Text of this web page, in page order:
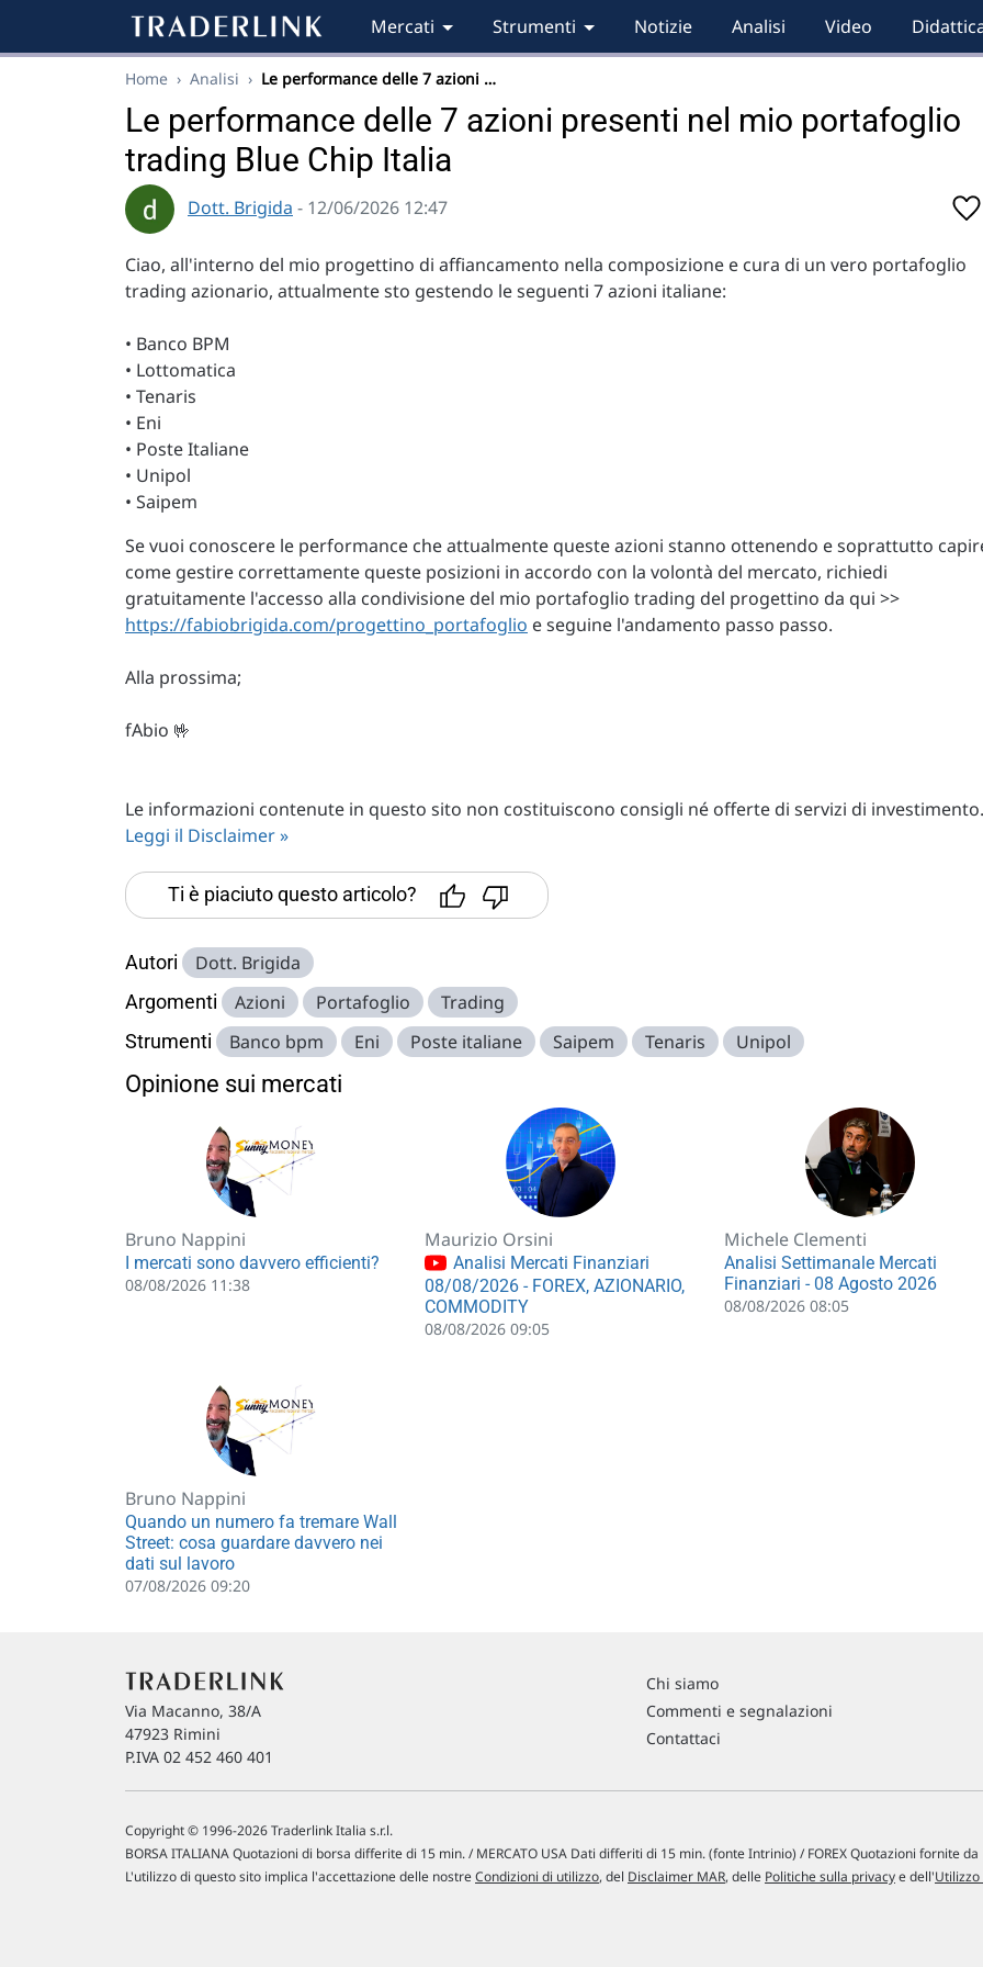
Mercati Strumenti Notizie Analisi Video
Home › Analisi › Le performance delle 7 azioni …
Le performance delle 7 azioni presenti nel mio portafoglio
trading Blue Chip Italia
Dott. Brigida - 12/06/2026 12:47
Ciao, all'interno del mio progettino di affiancamento nella composizione e cura di un vero portafoglio
trading azionario, attualmente sto gestendo le seguenti 7 azioni italiane:
• Banco BPM
• Lottomatica
• Tenaris
• Eni
• Poste Italiane
• Unipol
• Saipem
Se vuoi conoscere le performance che attualmente queste azioni stanno ottenendo e soprattutto
come gestire correttamente queste posizioni in accordo con la volontà del mercato, richiedi
gratuitamente l'accesso alla condivisione del mio portafoglio trading del progettino da qui >>
https://fabiobrigida.com/progettino_portafoglio e seguine l'andamento passo passo.
Alla prossima;
fAbio 🤟
Le informazioni contenute in questo sito non costituiscono consigli né offerte di servizi di investimento.
Leggi il Disclaimer »
Ti è piaciuto questo articolo?
Autori Dott. Brigida
Argomenti Azioni Portafoglio Trading
Strumenti Banco bpm Eni Poste italiane Saipem Tenaris Unipol
Opinione sui mercati
Bruno Nappini
I mercati sono davvero efficienti?
08/08/2026 11:38
Maurizio Orsini
Analisi Mercati Finanziari
08/08/2026 - FOREX, AZIONARIO,
COMMODITY
08/08/2026 09:05
Michele Clementi
Analisi Settimanale Mercati
Finanziari - 08 Agosto 2026
08/08/2026 08:05
Bruno Nappini
Quando un numero fa tremare Wall
Street: cosa guardare davvero nei
dati sul lavoro
07/08/2026 09:20
Via Macanno, 38/A
47923 Rimini
P.IVA 02 452 460 401
Chi siamo
Commenti e segnalazioni
Contattaci
Copyright © 1996-2026 Traderlink Italia s.r.l.
BORSA ITALIANA Quotazioni di borsa differite di 15 min. / MERCATO USA Dati differiti di 15 min. (fonte Intrinio) / FOREX Quotazioni fornite da
L'utilizzo di questo sito implica l'accettazione delle nostreCondizioni di utilizzo, del Disclaimer MAR, delle Politiche sulla privacye dell'